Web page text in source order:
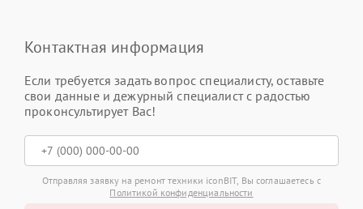
Контактная информация
Если требуется задать вопрос специалисту, оставьте
свои данные и дежурный специалист с радостью
проконсультирует Вас!
Отправляя заявку на ремонт техники iconBIT, Вы соглашаетесь с
Политикой конфиденциальности